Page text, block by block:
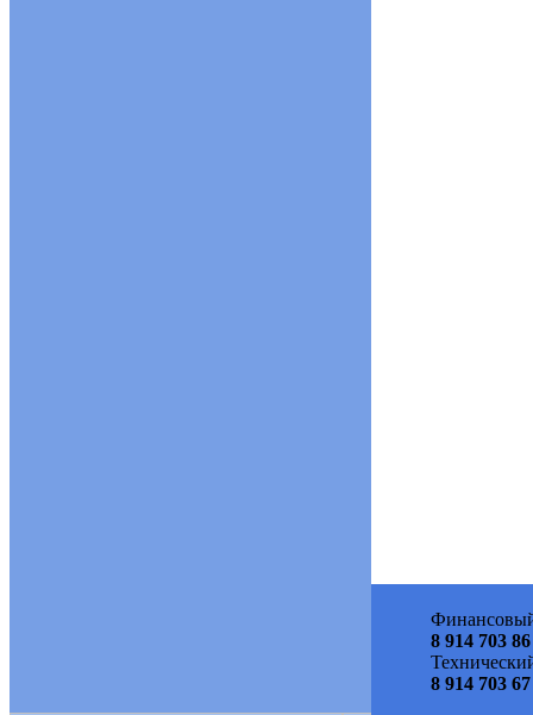
8 914 703
8 914 703